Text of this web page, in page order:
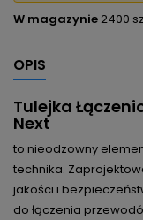
W magazynie 2400
OPIS
Tulejka
Next
to nieodzowny
technika.
jakości i
do łączenia